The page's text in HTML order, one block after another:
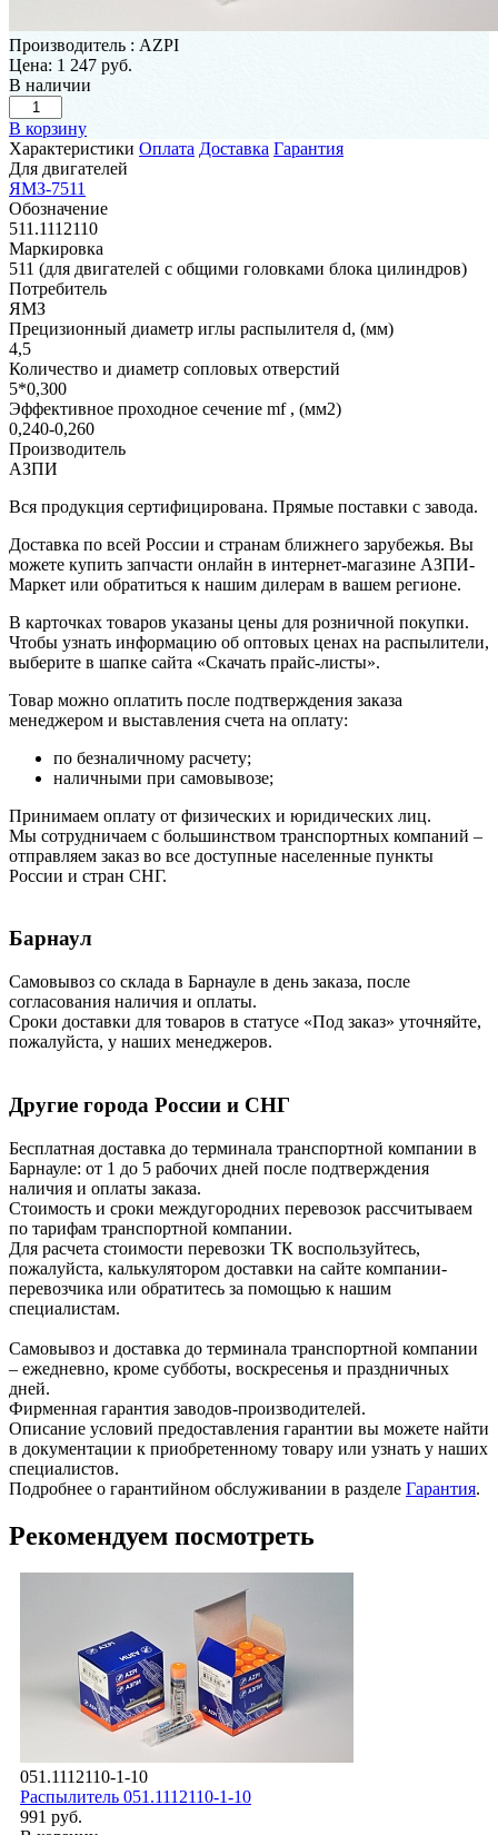
Производитель : AZPI
Цена: 1 247 руб.
В наличии
В корзину
Характеристики Оплата Доставка Гарантия
Для двигателей
ЯМЗ-7511
Обозначение
511.1112110
Маркировка
511 (для двигателей с общими головками блока цилиндров)
Потребитель
ЯМЗ
Прецизионный диаметр иглы распылителя d, (мм)
4,5
Количество и диаметр сопловых отверстий
5*0,300
Эффективное проходное сечение mf , (мм2)
0,240-0,260
Производитель
АЗПИ
Вся продукция сертифицирована. Прямые поставки с завода.
Доставка по всей России и странам ближнего зарубежья. Вы
можете купить запчасти онлайн в интернет-магазине АЗПИ-
Маркет или обратиться к нашим дилерам в вашем регионе.
В карточках товаров указаны цены для розничной покупки.
Чтобы узнать информацию об оптовых ценах на распылители,
выберите в шапке сайта «Скачать прайс-листы».
Товар можно оплатить после подтверждения заказа
менеджером и выставления счета на оплату:
по безналичному расчету;
наличными при самовывозе;
Принимаем оплату от физических и юридических лиц.
Мы сотрудничаем с большинством транспортных компаний –
отправляем заказ во все доступные населенные пункты
России и стран СНГ.
Барнаул
Самовывоз со склада в Барнауле в день заказа, после
согласования наличия и оплаты.
Сроки доставки для товаров в статусе «Под заказ» уточняйте,
пожалуйста, у наших менеджеров.
Другие города России и СНГ
Бесплатная доставка до терминала транспортной компании в
Барнауле: от 1 до 5 рабочих дней после подтверждения
наличия и оплаты заказа.
Стоимость и сроки междугородних перевозок рассчитываем
по тарифам транспортной компании.
Для расчета стоимости перевозки ТК воспользуйтесь,
пожалуйста, калькулятором доставки на сайте компании-
перевозчика или обратитесь за помощью к нашим
специалистам.
Самовывоз и доставка до терминала транспортной компании
– ежедневно, кроме субботы, воскресенья и праздничных
дней.
Фирменная гарантия заводов-производителей.
Описание условий предоставления гарантии вы можете найти
в документации к приобретенному товару или узнать у наших
специалистов.
Подробнее о гарантийном обслуживании в разделе Гарантия.
Рекомендуем посмотреть
051.1112110-1-10
Распылитель 051.1112110-1-10
991 руб.